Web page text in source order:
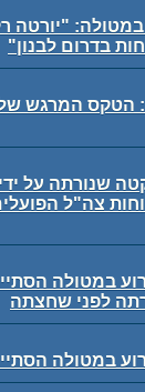
"יורטה
בדרום לבנון"
הטקס המרגש
שנורתה על ידי
צה"ל
במטולה
לפני שחצתה
במטולה